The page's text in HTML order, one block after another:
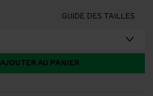
GUIDE DES TAILLES
AJOUTER AU PANIER